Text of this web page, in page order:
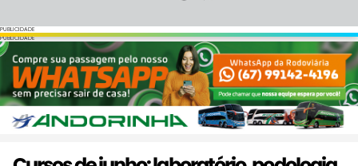
PUBLICIDADE
PUBLICIDADE